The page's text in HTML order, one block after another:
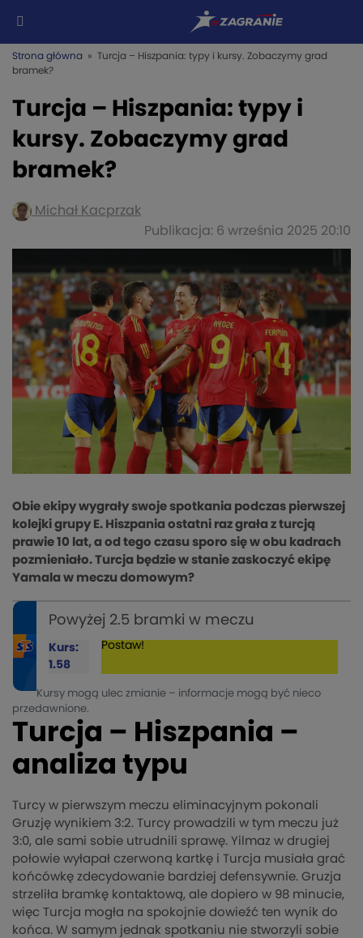
Strona główna » Turcja – Hiszpania: typy i kursy. Zobaczymy grad
bramek?
Turcja – Hiszpania: typy i
kursy. Zobaczymy grad
bramek?
Michał Kacprzak
Publikacja: 6 września 2025 20:10
Obie ekipy wygrały swoje spotkania podczas pierwszej
kolejki grupy E. Hiszpania ostatni raz grała z turcją
prawie 10 lat, a od tego czasu sporo się w obu kadrach
pozmieniało. Turcja będzie w stanie zaskoczyć ekipę
Yamala w meczu domowym?
Powyżej 2.5 bramki w meczu
Kurs:
1.58
Postaw!
Kursy mogą ulec zmianie – informacje mogą być nieco
przedawnione.
Turcja – Hiszpania –
analiza typu
Turcy w pierwszym meczu eliminacyjnym pokonali
Gruzję wynikiem 3:2. Turcy prowadzili w tym meczu już
3:0, ale sami sobie utrudnili sprawę. Yilmaz w drugiej
połowie wyłapał czerwoną kartkę i Turcja musiała grać
końcówkę zdecydowanie bardziej defensywnie. Gruzja
strzeliła bramkę kontaktową, ale dopiero w 98 minucie,
więc Turcja mogła na spokojnie dowieźć ten wynik do
końca. W samym jednak spotkaniu nie stworzyli sobie